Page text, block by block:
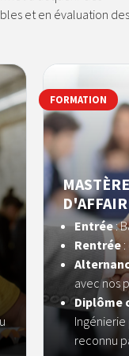
et en évaluation des
Entrée:
Rentrée
avec nos
Diplôme
reconnu
FORMATION